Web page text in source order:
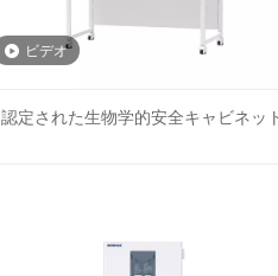
ビデオ
認定された生物学的安全キャビネッ